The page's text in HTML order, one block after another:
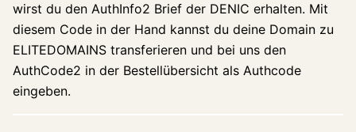
wirst du den AuthInfo2 Brief der DENIC erhalten. Mit
diesem Code in der Hand kannst du deine Domain zu
ELITEDOMAINS transferieren und bei uns den
AuthCode2 in der Bestellübersicht als Authcode
eingeben.